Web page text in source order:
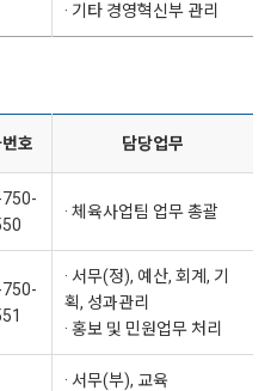
· 기타 경영혁신부 관리
호 담당업무
· 체육사업팀 업무 총괄
· 서무(정), 예산, 회계, 기
획, 성과관리
· 홍보 및 민원업무 처리
· 서무(부), 교육